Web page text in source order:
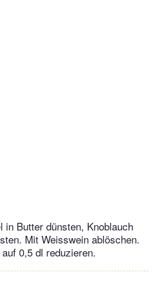
in Butter dünsten, Knoblauch
Mit Weisswein ablöschen.
0,5 dl reduzieren.